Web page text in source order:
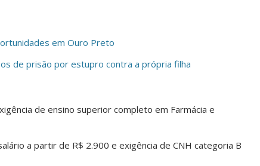
em Ouro Preto
de prisão por estupro contra a própria filha
de ensino superior completo em Farmácia e
a partir de R$ 2.900 e exigência de CNH categoria B